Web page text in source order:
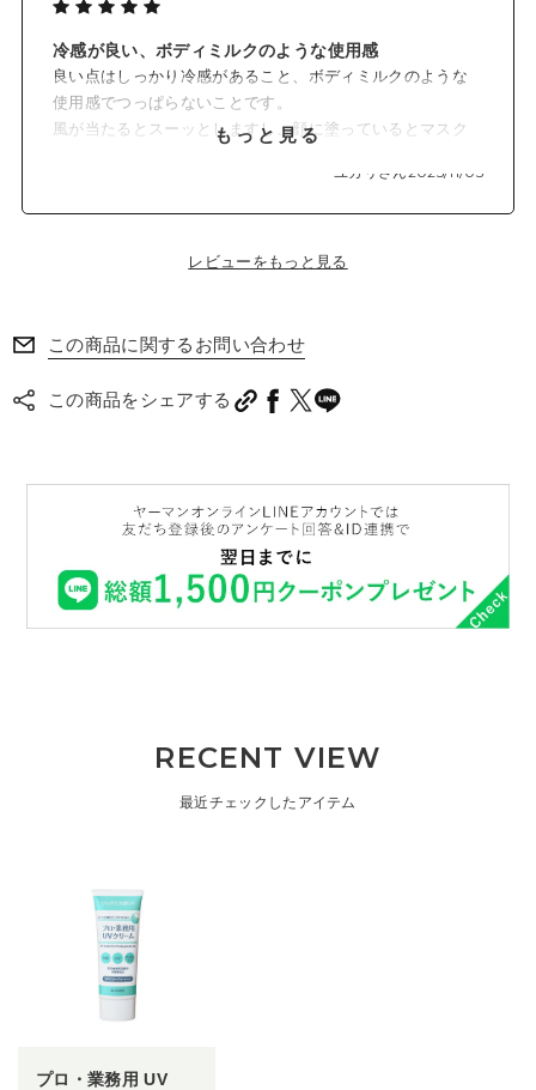
冷感が良い、ボディミルクのような使用感
良い点はしっかり冷感があること、ボディミルクのような
使用感でつっぱらないことです。
風が当たるとスーッとしますし、顔に塗っているとマスク
日焼け止めでキシキシするのが苦手なのですが、ボディミ
ただ、香りが強いな、と思いました
敏感な方は要注意かなと思います。
もっと見る
ユカリさん2025/11/05
レビューをもっと見る
この商品に関するお問い合わせ
この商品をシェアする
RECENT VIEW
最近チェックしたアイテム
プロ・業務用 UV